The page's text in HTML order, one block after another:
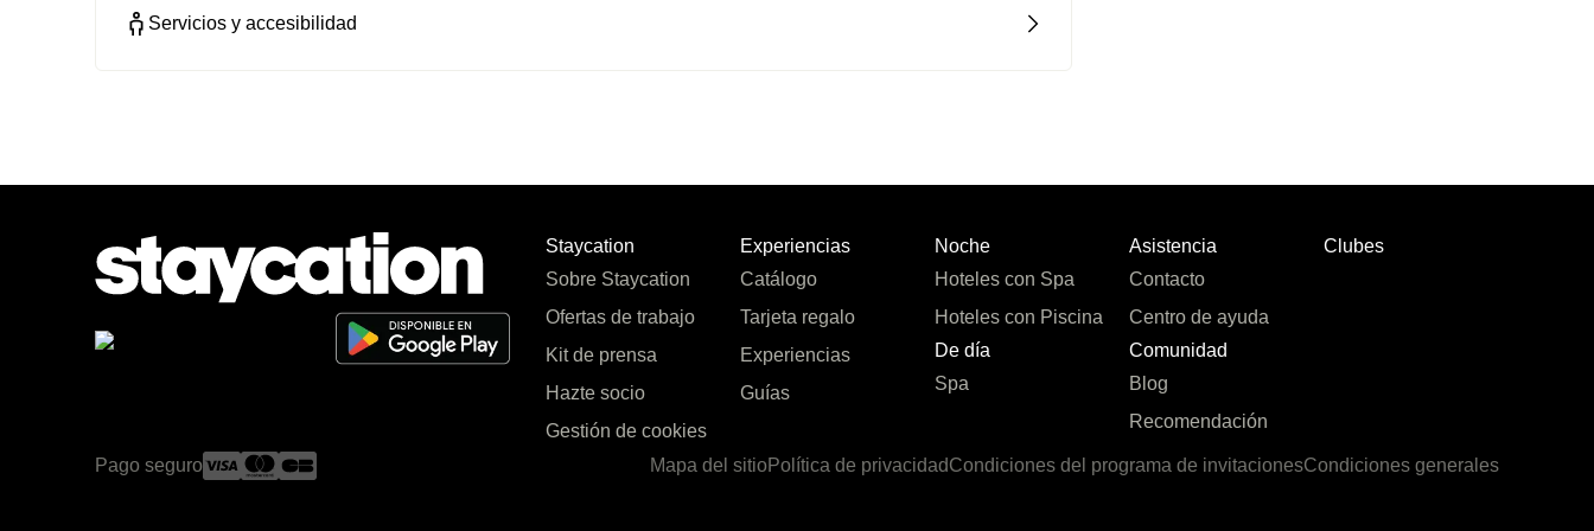
Servicios y accesibilidad
Staycation
Sobre Staycation
Ofertas de trabajo
Kit de prensa
Hazte socio
Gestión de cookies
Experiencias
Catálogo
Tarjeta regalo
Experiencias
Guías
Noche
Hoteles con Spa
Hoteles con Piscina
De día
Spa
Asistencia
Contacto
Centro de ayuda
Comunidad
Blog
Recomendación
Clubes
Pago seguro Mapa del sitioPolítica de privacidadCondiciones del programa de invitacionesCondiciones generales